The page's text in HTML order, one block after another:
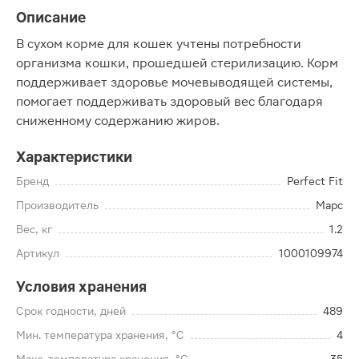
Описание
В сухом корме для кошек учтены потребности
организма кошки, прошедшей стерилизацию. Корм
поддерживает здоровье мочевыводящей системы,
помогает поддерживать здоровый вес благодаря
сниженному содержанию жиров.
Характеристики
Бренд
Perfect Fit
Производитель
Марс
Вес, кг
1.2
Артикул
1000109974
Условия хранения
Срок годности, дней
489
Мин. температура хранения, °C
4